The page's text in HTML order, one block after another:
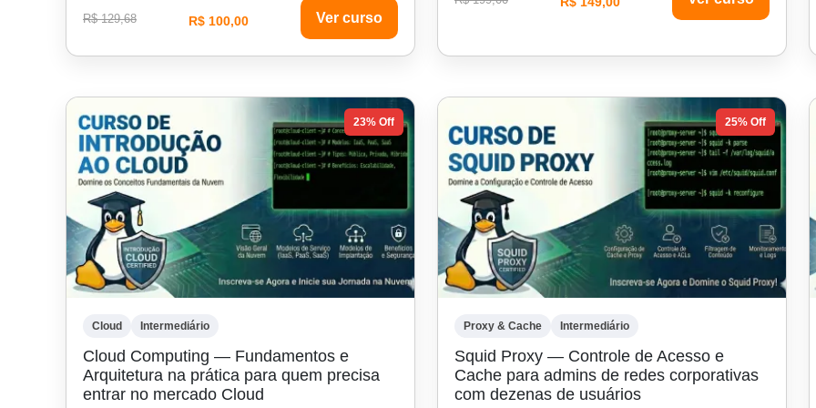
R$ 129,68 R$ 100,00 Ver curso
23% Off
Cloud Intermediário
Cloud Computing — Fundamentos e
Arquitetura na prática para quem precisa
entrar no mercado Cloud
25% Off
Proxy & Cache Intermediário
Squid Proxy — Controle de Acesso e
Cache para admins de redes corporativas
com dezenas de usuários